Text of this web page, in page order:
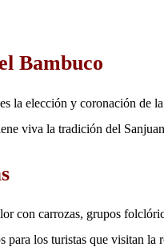
Bambuco
la elección y coronación de
viva la tradición del
con carrozas, grupos
para los turistas que visitan la